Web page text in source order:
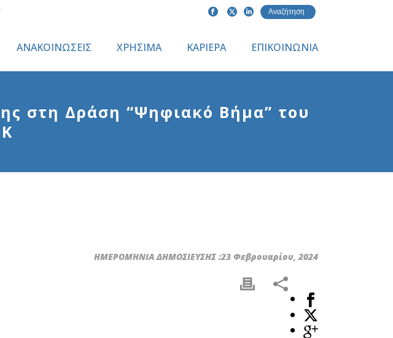
ΑΝΑΚΟΙΝΩΣΕΙΣ ΧΡΗΣΙΜΑ ΚΑΡΙΕΡΑ ΕΠΙΚΟΙΝΩΝΙΑ
στη Δράση “Ψηφιακό Βήμα” του
ΗΜΕΡΟΜΗΝΙΑ ΔΗΜΟΣΙΕΥΣΗΣ :23 Φεβρουαρίου, 2024